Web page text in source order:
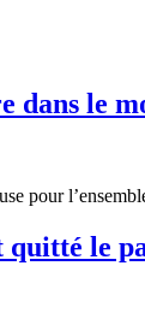
dans le
pour
le